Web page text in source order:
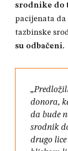
srodnike do
pacijenata
tazbinske
su odbačeni.
donora,
da bude
srodnik
drugo